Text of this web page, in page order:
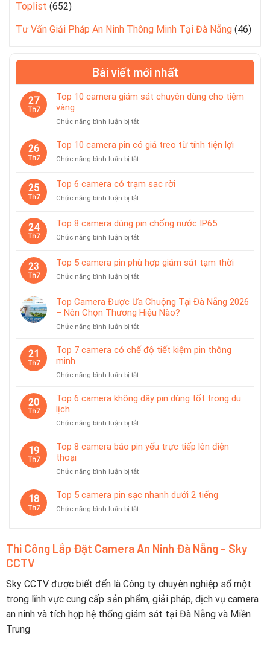
Toplist (652)
Tư Vấn Giải Pháp An Ninh Thông Minh Tại Đà Nẵng (46)
Bài viết mới nhất
27
Th7
Top 10 camera giám sát chuyên dùng cho tiệm
vàng
Chức năng bình luận bị tắtở
10
camera
giám
chuyên
cho
vàng
26
Th7
Top 10 camera pin có giá treo từ tính tiện lợi
Chức năng bình luận bị tắtở
camera
pin
giá
từ
tiện
25
Th7
Top 6 camera có trạm sạc rời
Chức năng bình luận bị tắtở
6
camera
có
sạc
24
Th7
Top 8 camera dùng pin chống nước IP65
Chức năng bình luận bị tắtở
8
camera
dùng
chống
nước
IP65
23
Th7
Top 5 camera pin phù hợp giám sát tạm thời
Chức năng bình luận bị tắtở
5
camera
pin
phù
giám
thời
Top Camera Được Ưa Chuộng Tại Đà Nẵng 2026
– Nên Chọn Thương Hiệu Nào?
Chức năng bình luận bị tắtở
Camera
Được
Chuộng
Đà
Chọn
Hiệu
21
Th7
Top 7 camera có chế độ tiết kiệm pin thông
minh
Chức năng bình luận bị tắtở
camera
chế
tiết
20
Th7
Top 6 camera không dây pin dùng tốt trong du
lịch
Chức năng bình luận bị tắtở
6
camera
dây
dùng
19
Th7
Top 8 camera báo pin yếu trực tiếp lên điện
thoại
Chức năng bình luận bị tắtở
8
báo
trực
tiếp
thoại
18
Th7
Top 5 camera pin sạc nhanh dưới 2 tiếng
Chức năng bình luận bị tắtở
pin
dưới
2
tiếng
Thi Công Lắp Đặt Camera An Ninh Đà Nẵng - Sky
CCTV
Sky CCTV được biết đến là Công ty chuyên nghiệp số một
trong lĩnh vực cung cấp sản phẩm, giải pháp, dịch vụ camera
an ninh và tích hợp hệ thống giám sát tại Đà Nẵng và Miền
Trung